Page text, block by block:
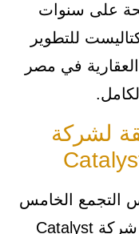
على سنوات
للتطوير
في مصر
لشركة
التجمع الخامس
في القاهرة الجديدة، قدمت شركة Catalyst